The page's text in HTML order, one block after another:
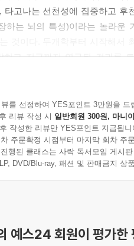
타고나는 선천성에 집중하고
하는 뇌의 특성)이라는 놀라운
히고 지금까지 연구된 결과를
관한 가장 권위 있는 폭로
, 금성에서 온 여자’는 너무나
한 두뇌(남성의 뇌)와 열등한
을 부여하기 위해서 선천성, 이
그렇지 않은 점을 말한다. 호
를 선정하여 YES포인트 3만원을 드
리뷰 작성 시 일반회원 300원, 마니
작성한 리뷰만 YES포인트 지급됩니
주문확정 시점부터 마지막 회차 주
행된 클래스는 사락 독서모임 게시
DVD/Blu-ray, 패션 및 판매금지 상
예스24 회원이 평가한